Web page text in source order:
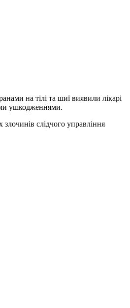
на тілі та шиї виявили лікарі
ушкодженнями.
слідчого управління